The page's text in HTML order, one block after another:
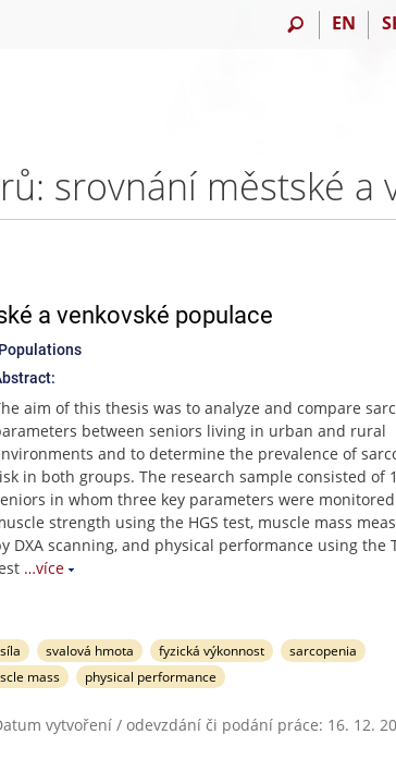
EN
a venkovské populace
aim of this thesis was to analyze and compare
between seniors living in urban and rural
and to determine the prevalence of
in both groups. The research sample consisted of
in whom three key parameters were
strength using the HGS test, muscle mass
DXA scanning, and physical performance using the
…více
svalová hmota fyzická výkonnost
sarcopenia
mass physical performance
vytvoření / odevzdání či podání práce: 16. 12.